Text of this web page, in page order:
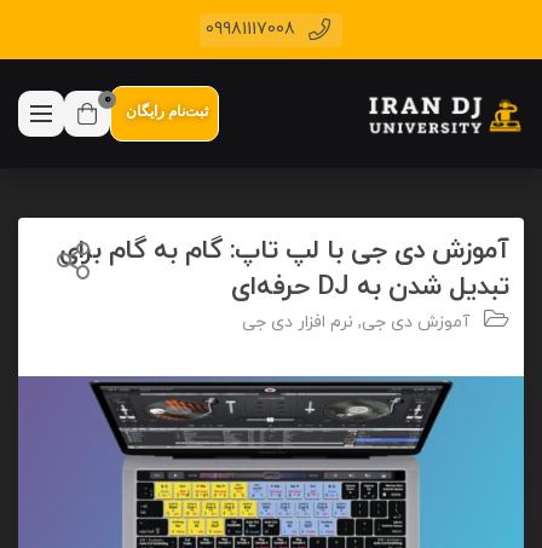
09981117008
ثبت‌نام رایگان
0
آموزش دی جی با لپ تاپ: گام به گام برای
تبدیل شدن به DJ حرفه‌ای
آموزش دی جی, نرم افزار دی جی